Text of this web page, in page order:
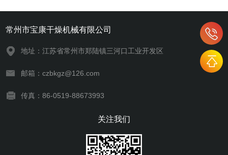
常州市宝康干燥机械有限公司
地址：江苏省常州市郑陆镇三河口工业开发区
邮箱：czbkgz@126.com
传真：86-0519-88673993
关注我们